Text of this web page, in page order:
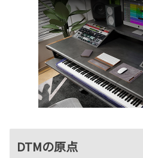
DTMの原点